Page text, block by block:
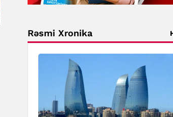
Rəsmi Xronika